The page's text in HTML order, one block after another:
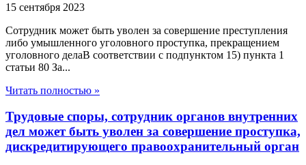
15 сентября 2023
Сотрудник может быть уволен за совершение преступления
либо умышленного уголовного проступка, прекращением
уголовного делаВ соответствии с подпунктом 15) пункта 1
статьи 80 За...
Читать полностью »
Трудовые споры, сотрудник органов внутренних
дел может быть уволен за совершение проступка,
дискредитирующего правоохранительный орган